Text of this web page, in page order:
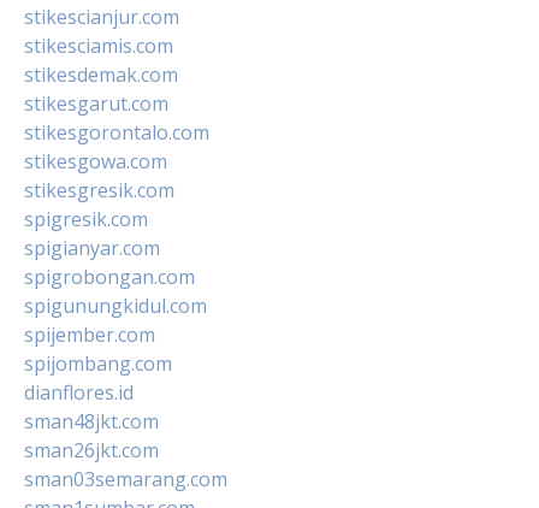
stikescianjur.com
stikesciamis.com
stikesdemak.com
stikesgarut.com
stikesgorontalo.com
stikesgowa.com
stikesgresik.com
spigresik.com
spigianyar.com
spigrobongan.com
spigunungkidul.com
spijember.com
spijombang.com
dianflores.id
sman48jkt.com
sman26jkt.com
sman03semarang.com